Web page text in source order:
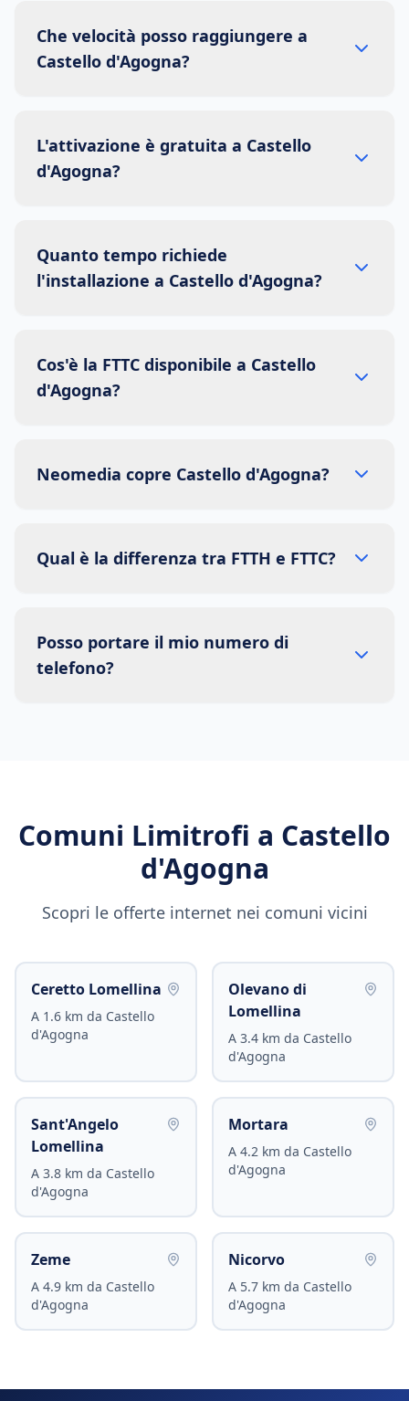
Che velocità posso raggiungere a
Castello d'Agogna?
L'attivazione è gratuita a Castello
d'Agogna?
Quanto tempo richiede
l'installazione a Castello d'Agogna?
Cos'è la FTTC disponibile a Castello
d'Agogna?
Neomedia copre Castello d'Agogna?
Qual è la differenza tra FTTH e FTTC?
Posso portare il mio numero di
telefono?
Comuni Limitrofi a Castello
d'Agogna
Scopri le offerte internet nei comuni vicini
Ceretto Lomellina
A 1.6 km da Castello
d'Agogna
Olevano di
Lomellina
A 3.4 km da Castello
d'Agogna
Sant'Angelo
Lomellina
A 3.8 km da Castello
d'Agogna
Mortara
A 4.2 km da Castello
d'Agogna
Zeme
A 4.9 km da Castello
d'Agogna
Nicorvo
A 5.7 km da Castello
d'Agogna